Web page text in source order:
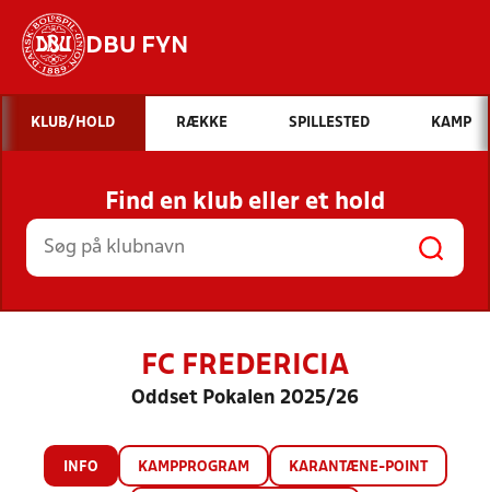
DBU FYN
Hvad vil du søge efter?
INDHOLD OG NYHEDER
STILLINGER, RESULTATER, KLUBBER OG
HOLD
KLUB/HOLD RÆKKE SPILLESTED KAMP
Find en klub eller et hold
FC FREDERICIA
Oddset Pokalen 2025/26
INFO KAMPPROGRAM KARANTÆNE-POINT